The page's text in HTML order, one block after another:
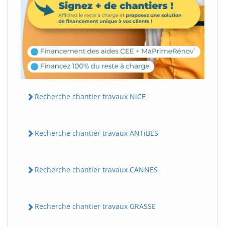
Recherche chantier travaux NiCE
Recherche chantier travaux ANTiBES
Recherche chantier travaux CANNES
Recherche chantier travaux GRASSE